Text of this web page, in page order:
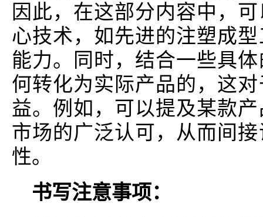
因此，在这部分内容中，
心技术，如先进的注塑成
能力。同时，结合一些具
何转化为实际产品的，这
益。例如，可以提及某款
市场的广泛认可，从而间
性。
书写注意事项：